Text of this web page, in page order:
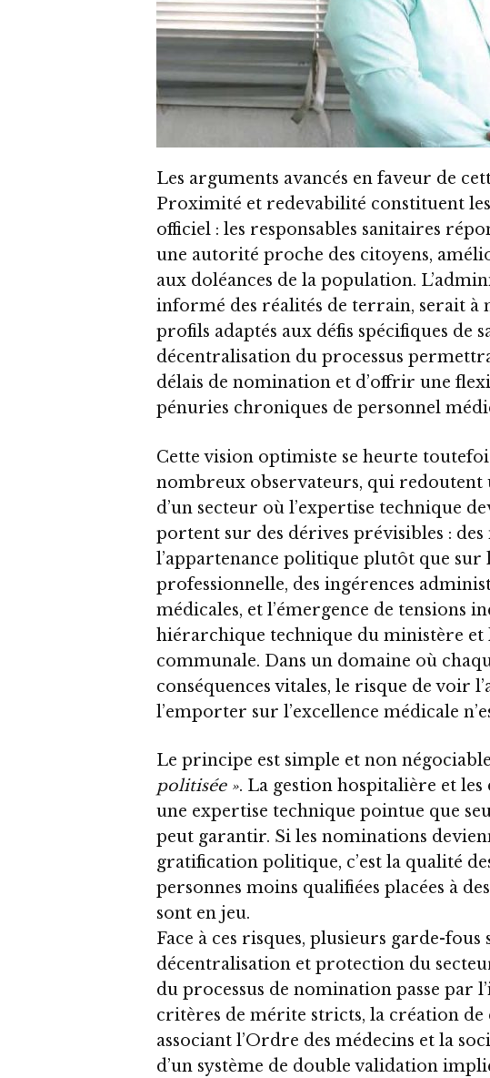
Les arguments avancés en faveur de
Proximité et redevabilité constituent
officiel : les responsables sanitaires
une autorité proche des citoyens,
aux doléances de la population.
informé des réalités de terrain, serait à
profils adaptés aux défis spécifiques de
décentralisation du processus
délais de nomination et d’offrir une
pénuries chroniques de personnel
Cette vision optimiste se heurte
nombreux observateurs, qui
d’un secteur où l’expertise technique
portent sur des dérives prévisibles :
l’appartenance politique plutôt que sur
professionnelle, des ingérences
médicales, et l’émergence de tensions
hiérarchique technique du ministère
communale. Dans un domaine où
conséquences vitales, le risque de voir
l’emporter sur l’excellence médicale
Le principe est simple et non
politisée ». La gestion hospitalière et
une expertise technique pointue que
peut garantir. Si les nominations
gratification politique, c’est la qualité
personnes moins qualifiées placées à
sont en jeu.
Face à ces risques, plusieurs garde-
décentralisation et protection du
du processus de nomination passe par
critères de mérite stricts, la création
associant l’Ordre des médecins et la
d’un système de double validation